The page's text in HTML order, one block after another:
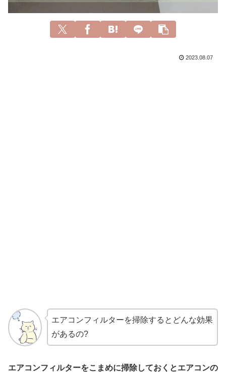
2023.08.07
エアコンフィルターを掃除するとどんな効果
があるの?
エアコンフィルターをこまめに掃除しておくとエアコンの